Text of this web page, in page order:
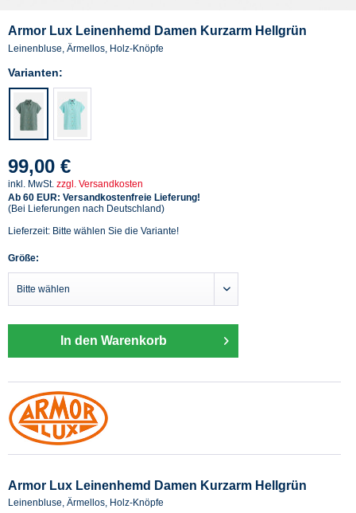
Armor Lux Leinenhemd Damen Kurzarm Hellgrün
Leinenbluse, Ärmellos, Holz-Knöpfe
Varianten:
99,00 €
inkl. MwSt. zzgl. Versandkosten
Ab 60 EUR: Versandkostenfreie Lieferung!
(Bei Lieferungen nach Deutschland)
Lieferzeit: Bitte wählen Sie die Variante!
Größe:
In den Warenkorb
Armor Lux Leinenhemd Damen Kurzarm Hellgrün
Leinenbluse, Ärmellos, Holz-Knöpfe